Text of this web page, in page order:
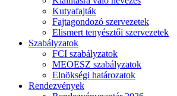
Kutyafajták
Fajtagondozó szervezetek
Elismert tenyésztői szervezetek
Szabályzatok
FCI szabályzatok
MEOESZ szabályzatok
Elnökségi határozatok
Rendezvények